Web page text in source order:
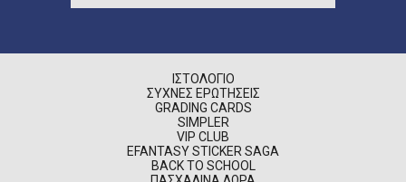
ΙΣΤΟΛΌΓΙΟ
ΣΥΧΝΈΣ ΕΡΩΤΉΣΕΙΣ
GRADING CARDS
SIMPLER
VIP CLUB
EFANTASY STICKER SAGA
BACK TO SCHOOL